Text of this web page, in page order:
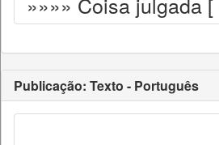
Publicação: Texto - Português